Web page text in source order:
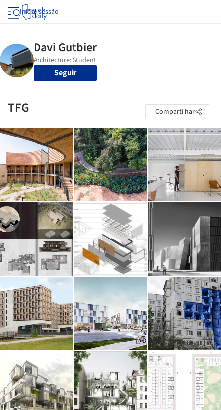
Iniciar sessão
Seguir
TFG Compartilhar